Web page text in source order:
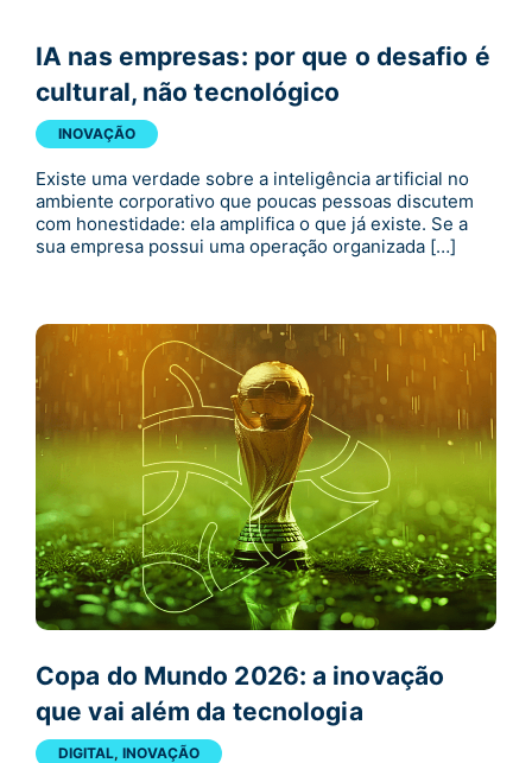
IA nas empresas: por que o desafio é
cultural, não tecnológico
INOVAÇÃO
Existe uma verdade sobre a inteligência artificial no
ambiente corporativo que poucas pessoas discutem
com honestidade: ela amplifica o que já existe. Se a
sua empresa possui uma operação organizada […]
Copa do Mundo 2026: a inovação
que vai além da tecnologia
DIGITAL, INOVAÇÃO